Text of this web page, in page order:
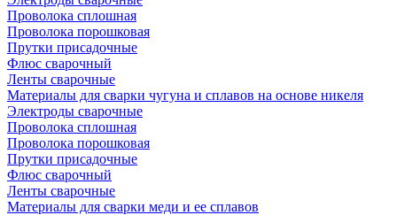
Проволока сплошная
Проволока порошковая
Прутки присадочные
Флюс сварочный
Ленты сварочные
Материалы для сварки чугуна и сплавов на основе никеля
Электроды сварочные
Проволока сплошная
Проволока порошковая
Прутки присадочные
Флюс сварочный
Ленты сварочные
Материалы для сварки меди и ее сплавов